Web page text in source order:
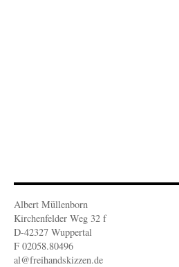
Albert Müllenborn
Kirchenfelder Weg 32 f
D-42327 Wuppertal
F 02058.80496
al@freihandskizzen.de